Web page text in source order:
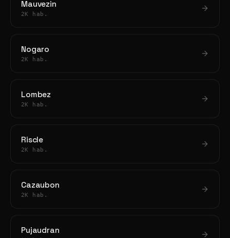
Mauvezin
2K hab.
Nogaro
2K hab.
Lombez
2K hab.
Riscle
2K hab.
Cazaubon
2K hab.
Pujaudran